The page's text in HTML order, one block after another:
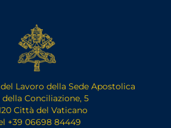
Lavoro della Sede Apostolica
della Conciliazione, 5
Città del Vaticano
+39 06698 84449